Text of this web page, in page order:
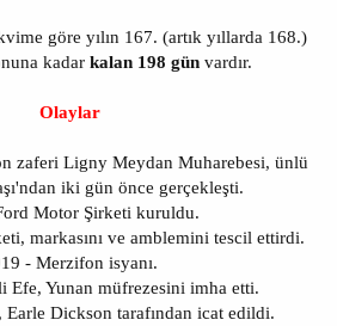
göre yılın 167. (artık yıllarda 168.)
kadar kalan 198 gün vardır.
Olaylar
zaferi Ligny Meydan Muharebesi, ünlü
iki gün önce gerçekleşti.
Motor Şirketi kuruldu.
markasını ve amblemini tescil ettirdi.
- Merzifon isyanı.
Efe, Yunan müfrezesini imha etti.
Earle Dickson tarafından icat edildi.